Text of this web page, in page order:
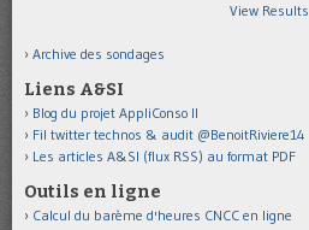
View Results
Archive des sondages
Liens A&SI
Blog du projet AppliConso II
Fil twitter technos & audit @BenoitRiviere14
Les articles A&SI (flux RSS) au format PDF
Outils en ligne
Calcul du barème d'heures CNCC en ligne